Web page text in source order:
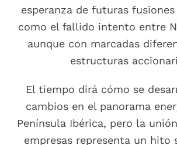
esperanza de futuras
como el fallido intento entre
aunque con marcadas
estructuras
El tiempo dirá cómo se
cambios en el panorama
Península Ibérica, pero la
empresas representa un hito